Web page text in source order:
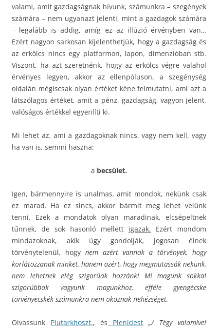
valami, amit gazdagságnak hívunk, számunkra – szegények
számára – nem ugyanazt jelenti, mint a gazdagok számára
– legalább is addig, amíg ez az illúzió érvényben van…
Ezért nagyon sarkosan kijelenthetjük, hogy a gazdagság és
az erkölcs nincs egy platformon, lapon, dimenzióban stb.
Viszont, ha azt szeretnénk, hogy az erkölcs végre valahol
érvényes legyen, akkor az ellenpóluson, a szegénység
oldalán mégiscsak olyan értéket kéne felmutatni, ami azt a
látszólagos értéket, amit a pénz, gazdagság, vagyon jelent,
valóságos értékkel egyenlíti ki.
Mi lehet az, ami a gazdagoknak nincs, vagy nem kell, vagy
ha van is, semmi haszna:
a becsület.
Igen, bármennyire is unalmas, amit mondok, nekünk csak
ez marad. Ha ez sincs, akkor bármit meg lehet velünk
tenni. Ezek a mondatok olyan maradinak, elcsépeltnek
tűnnek, de sok hasonló mellett igazak. Ezért mondom
mindazoknak, akik úgy gondolják, jogosan élnek
törvénytelenül, hogy nem azért vannak a törvények, hogy
korlátozzanak minket, hanem azért, hogy megmutassák nekünk,
nem lehetnek elég szigorúak hozzánk! Mi magunk sokkal
szigorúbbak vagyunk magunkhoz, efféle gyengécske
törvényecskék számunkra nem okoznak nehézséget.
Olvassunk Plutarkhoszt,, és Plenidest „/ Tégy valamivel